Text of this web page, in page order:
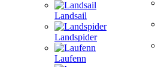
Landsail
Landspider
Laufenn